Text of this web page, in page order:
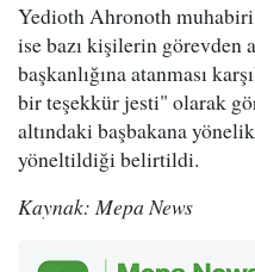
Yedioth Ahronoth
ise bazı kişilerin görevden
başkanlığına atanması
bir teşekkür jesti" olarak
altındaki başbakana
yöneltildiği belirtildi.
Kaynak: Mepa News